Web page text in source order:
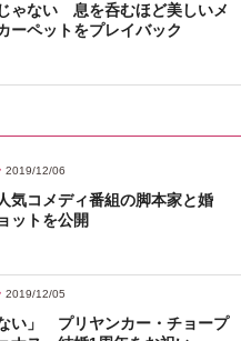
ゃない 息を呑むほど美しいメ
ーペットをプレイバック
2019/12/06
気コメディ番組の脚本家と婚
ットを公開
2019/12/05
い」 プリヤンカー・チョープ